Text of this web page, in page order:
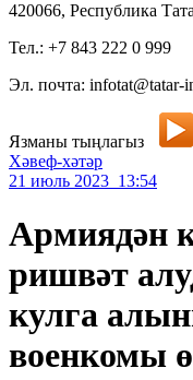
420066, Республика
Тел.: +7 843 222 0 999
Эл. почта: infotat@tatar-
Язманы тыңлагыз
Хәвеф-хәтәр
21 июль 2023 13:54
Армиядән
ришвәт
кулга
военкомы